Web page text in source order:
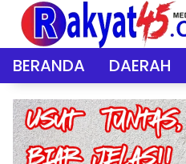
Langsung
konten
BERANDA DAERAH